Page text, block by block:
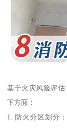
基于火灾风险评
下方面：
1. 防火分区划分